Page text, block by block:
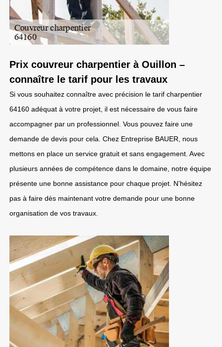
Prix couvreur charpentier à Ouillon –
connaître le tarif pour les travaux
Si vous souhaitez connaître avec précision le tarif charpentier
64160 adéquat à votre projet, il est nécessaire de vous faire
accompagner par un professionnel. Vous pouvez faire une
demande de devis pour cela. Chez Entreprise BAUER, nous
mettons en place un service gratuit et sans engagement. Avec
plusieurs années de compétence dans le domaine, notre équipe
présente une bonne assistance pour chaque projet. N’hésitez
pas à faire dès maintenant votre demande pour une bonne
organisation de vos travaux.